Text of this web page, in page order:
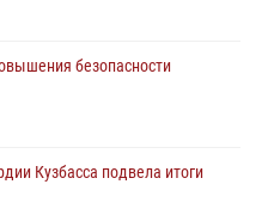
виновника причинения
повредившего имущество
безопасности
Кузбасса подвела итоги